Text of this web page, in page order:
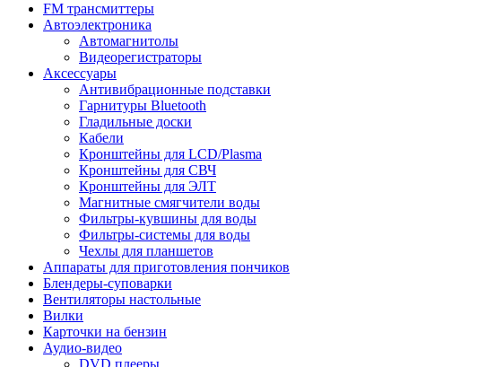
FM трансмиттеры
Автоэлектроника
Автомагнитолы
Видеорегистраторы
Аксессуары
Антивибрационные подставки
Гарнитуры Bluetooth
Гладильные доски
Кабели
Кронштейны для LCD/Plasma
Кронштейны для СВЧ
Кронштейны для ЭЛТ
Магнитные смягчители воды
Фильтры-кувшины для воды
Фильтры-системы для воды
Чехлы для планшетов
Аппараты для приготовления пончиков
Блендеры-суповарки
Вентиляторы настольные
Вилки
Карточки на бензин
Аудио-видео